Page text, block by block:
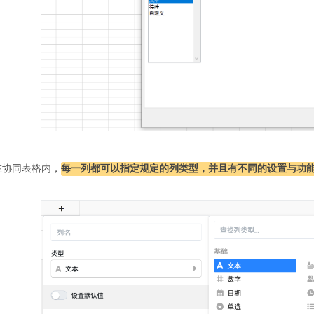
协同表格内，每一列都可以指定规定的列类型，并且有不同的设置与功